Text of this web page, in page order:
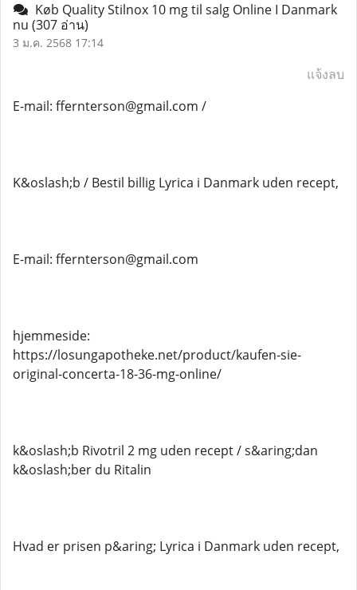
Køb Quality Stilnox 10 mg til salg Online I Danmark
nu (307 อ่าน)
3 ม.ค. 2568 17:14
แจ้งลบ
E-mail: ffernterson@gmail.com /
K&oslash;b / Bestil billig Lyrica i Danmark uden recept,
E-mail: ffernterson@gmail.com
hjemmeside:
https://losungapotheke.net/product/kaufen-sie-
original-concerta-18-36-mg-online/
k&oslash;b Rivotril 2 mg uden recept / s&aring;dan
k&oslash;ber du Ritalin
Hvad er prisen p&aring; Lyrica i Danmark uden recept,